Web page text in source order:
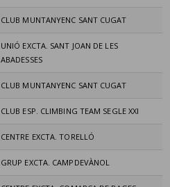
CLUB MUNTANYENC SANT CUGAT
UNIÓ EXCTA. SANT JOAN DE LES
ABADESSES
CLUB MUNTANYENC SANT CUGAT
CLUB ESP. CLIMBING TEAM SEGLE XXI
CENTRE EXCTA. TORELLÓ
GRUP EXCTA. CAMPDEVÀNOL